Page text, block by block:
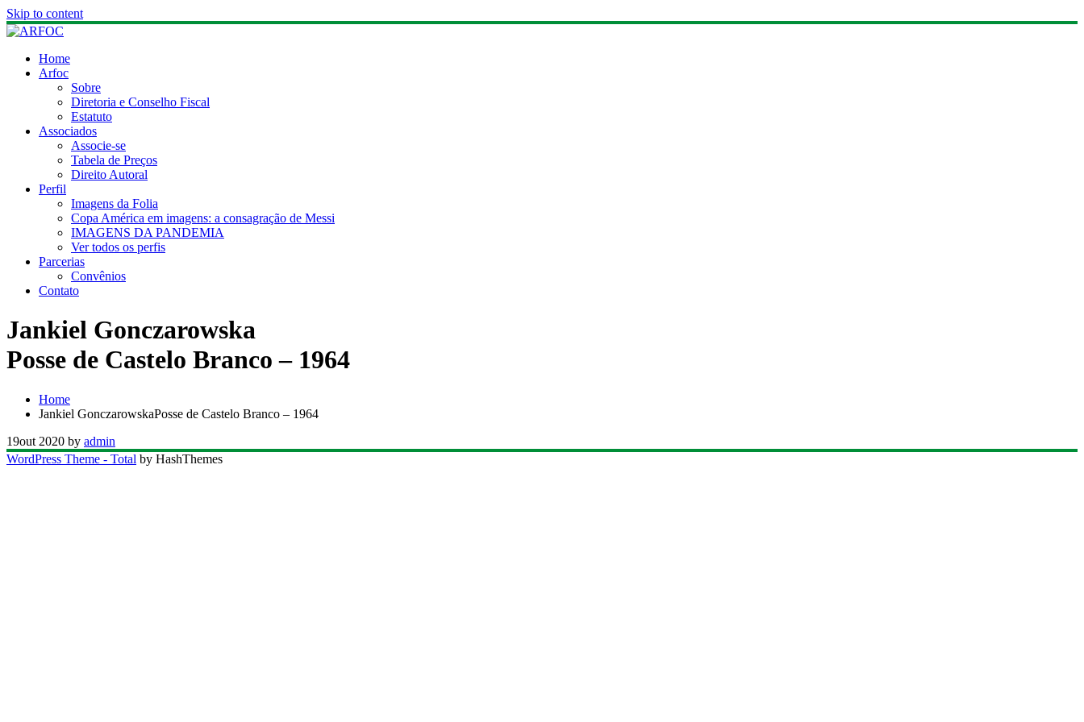
Skip to content
Home
Arfoc
Sobre
Diretoria e Conselho Fiscal
Estatuto
Associados
Associe-se
Tabela de Preços
Direito Autoral
Perfil
Imagens da Folia
Copa América em imagens: a consagração de Messi
IMAGENS DA PANDEMIA
Ver todos os perfis
Parcerias
Convênios
Contato
Jankiel Gonczarowska
Posse de Castelo Branco – 1964
Home
Jankiel GonczarowskaPosse de Castelo Branco – 1964
19out 2020 by admin
WordPress Theme - Total by HashThemes